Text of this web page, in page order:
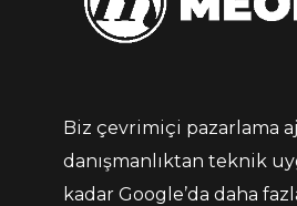
Biz çevrimiçi pazarlama
danışmanlıktan teknik
kadar Google’da daha